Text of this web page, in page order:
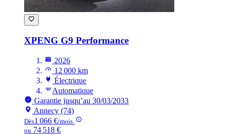
XPENG G9 Performance
2026
12 000 km
Électrique
Automatique
Garantie jusqu’au 30/03/2033
Annecy (74)
Dès1 066 €/mois
ou 74 518 €